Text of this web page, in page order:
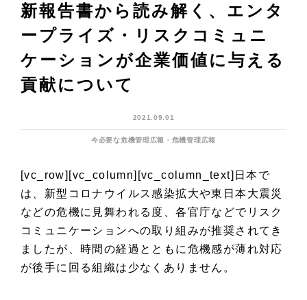
新報告書から読み解く、エンタ
ープライズ・リスクコミュニ
ケーションが企業価値に与える
貢献について
2021.09.01
今必要な危機管理広報・危機管理広報
[vc_row][vc_column][vc_column_text] 日本で
は、新型コロナウイルス感染拡大や東日本大震災
などの危機に見舞われる度、各官庁などでリスク
コミュニケーションへの取り組みが推奨されてき
ましたが、時間の経過とともに危機感が薄れ対応
が後手に回る組織は少なくありません。